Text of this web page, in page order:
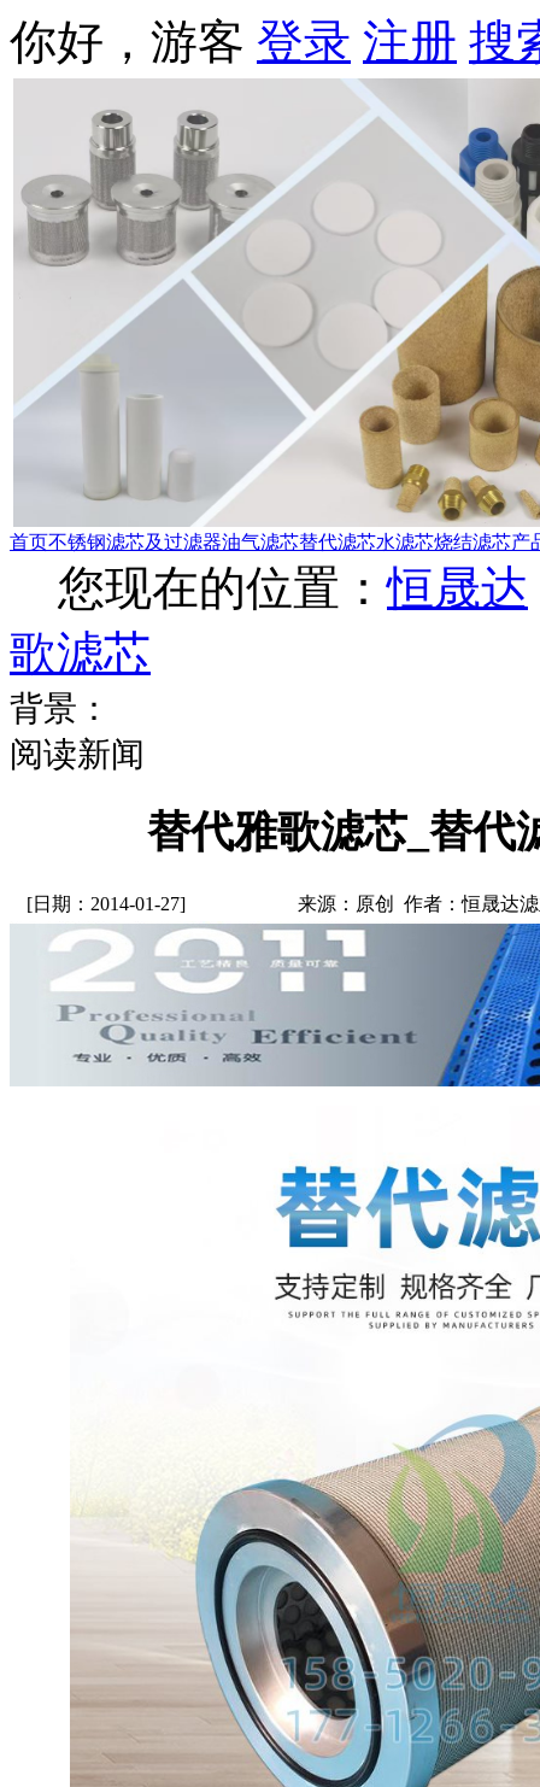
你好，游客 登录 注册 搜
首页不锈钢滤芯及过滤器油气滤芯替代滤芯水滤芯烧结滤芯产
您现在的位置：恒晟达
歌滤芯
背景：
阅读新闻
替代雅歌滤芯_替代
[日期：2014-01-27] 来源：原创 作者：恒晟达